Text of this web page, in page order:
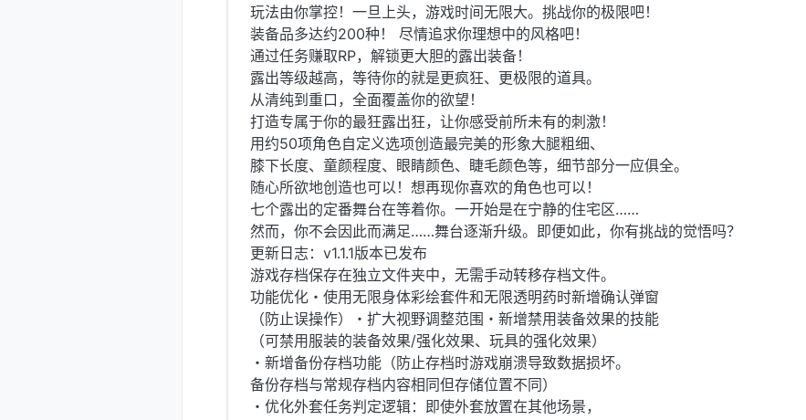
玩法由你掌控！一旦上头，游戏时间无限大。挑战你的极限吧！
装备品多达约200种！ 尽情追求你理想中的风格吧！
通过任务赚取RP，解锁更大胆的露出装备！
露出等级越高，等待你的就是更疯狂、更极限的道具。
从清纯到重口，全面覆盖你的欲望！
打造专属于你的最狂露出狂，让你感受前所未有的刺激！
用约50项角色自定义选项创造最完美的形象大腿粗细、
膝下长度、童颜程度、眼睛颜色、睫毛颜色等，细节部分一应俱全。
随心所欲地创造也可以！想再现你喜欢的角色也可以！
七个露出的定番舞台在等着你。一开始是在宁静的住宅区……
然而，你不会因此而满足……舞台逐渐升级。即便如此，你有挑战的觉悟吗？
更新日志：v1.1.1版本已发布
游戏存档保存在独立文件夹中，无需手动转移存档文件。
功能优化・使用无限身体彩绘套件和无限透明药时新增确认弹窗
（防止误操作）・扩大视野调整范围・新增禁用装备效果的技能
（可禁用服装的装备效果/强化效果、玩具的强化效果）
・新增备份存档功能（防止存档时游戏崩溃导致数据损坏。
备份存档与常规存档内容相同但存储位置不同）
・优化外套任务判定逻辑：即使外套放置在其他场景，